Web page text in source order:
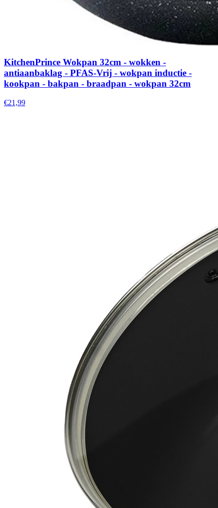
KitchenPrince Wokpan 32cm - wokken -
antiaanbaklag - PFAS-Vrij - wokpan inductie -
kookpan - bakpan - braadpan - wokpan 32cm
€21,99